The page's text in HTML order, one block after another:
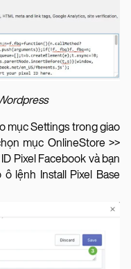
mục Settings trong giao
mục OnlineStore >>
Pixel Facebook và bạn
lệnh Install Pixel Base